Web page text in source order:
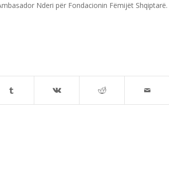
Nderi për Fondacionin Fëmijët Shqiptarë.